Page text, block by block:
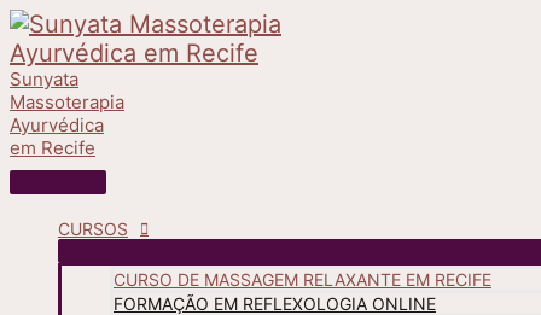
Ir
para
o
conteúdo
Sunyata
Massoterapia
Ayurvédica
em Recife
Menu
principal
CURSOS
CURSO DE MASSAGEM RELAXANTE EM RECIFE
FORMAÇÃO EM REFLEXOLOGIA ONLINE